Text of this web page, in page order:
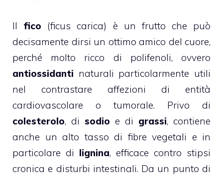
Il fico (ficus carica) è un frutto che può
decisamente dirsi un ottimo amico del cuore,
perché molto ricco di polifenoli, ovvero
antiossidanti naturali particolarmente utili
nel contrastare affezioni di entità
cardiovascolare o tumorale. Privo di
colesterolo, di sodio e di grassi, contiene
anche un alto tasso di fibre vegetali e in
particolare di lignina, efficace contro stipsi
cronica e disturbi intestinali. Da un punto di